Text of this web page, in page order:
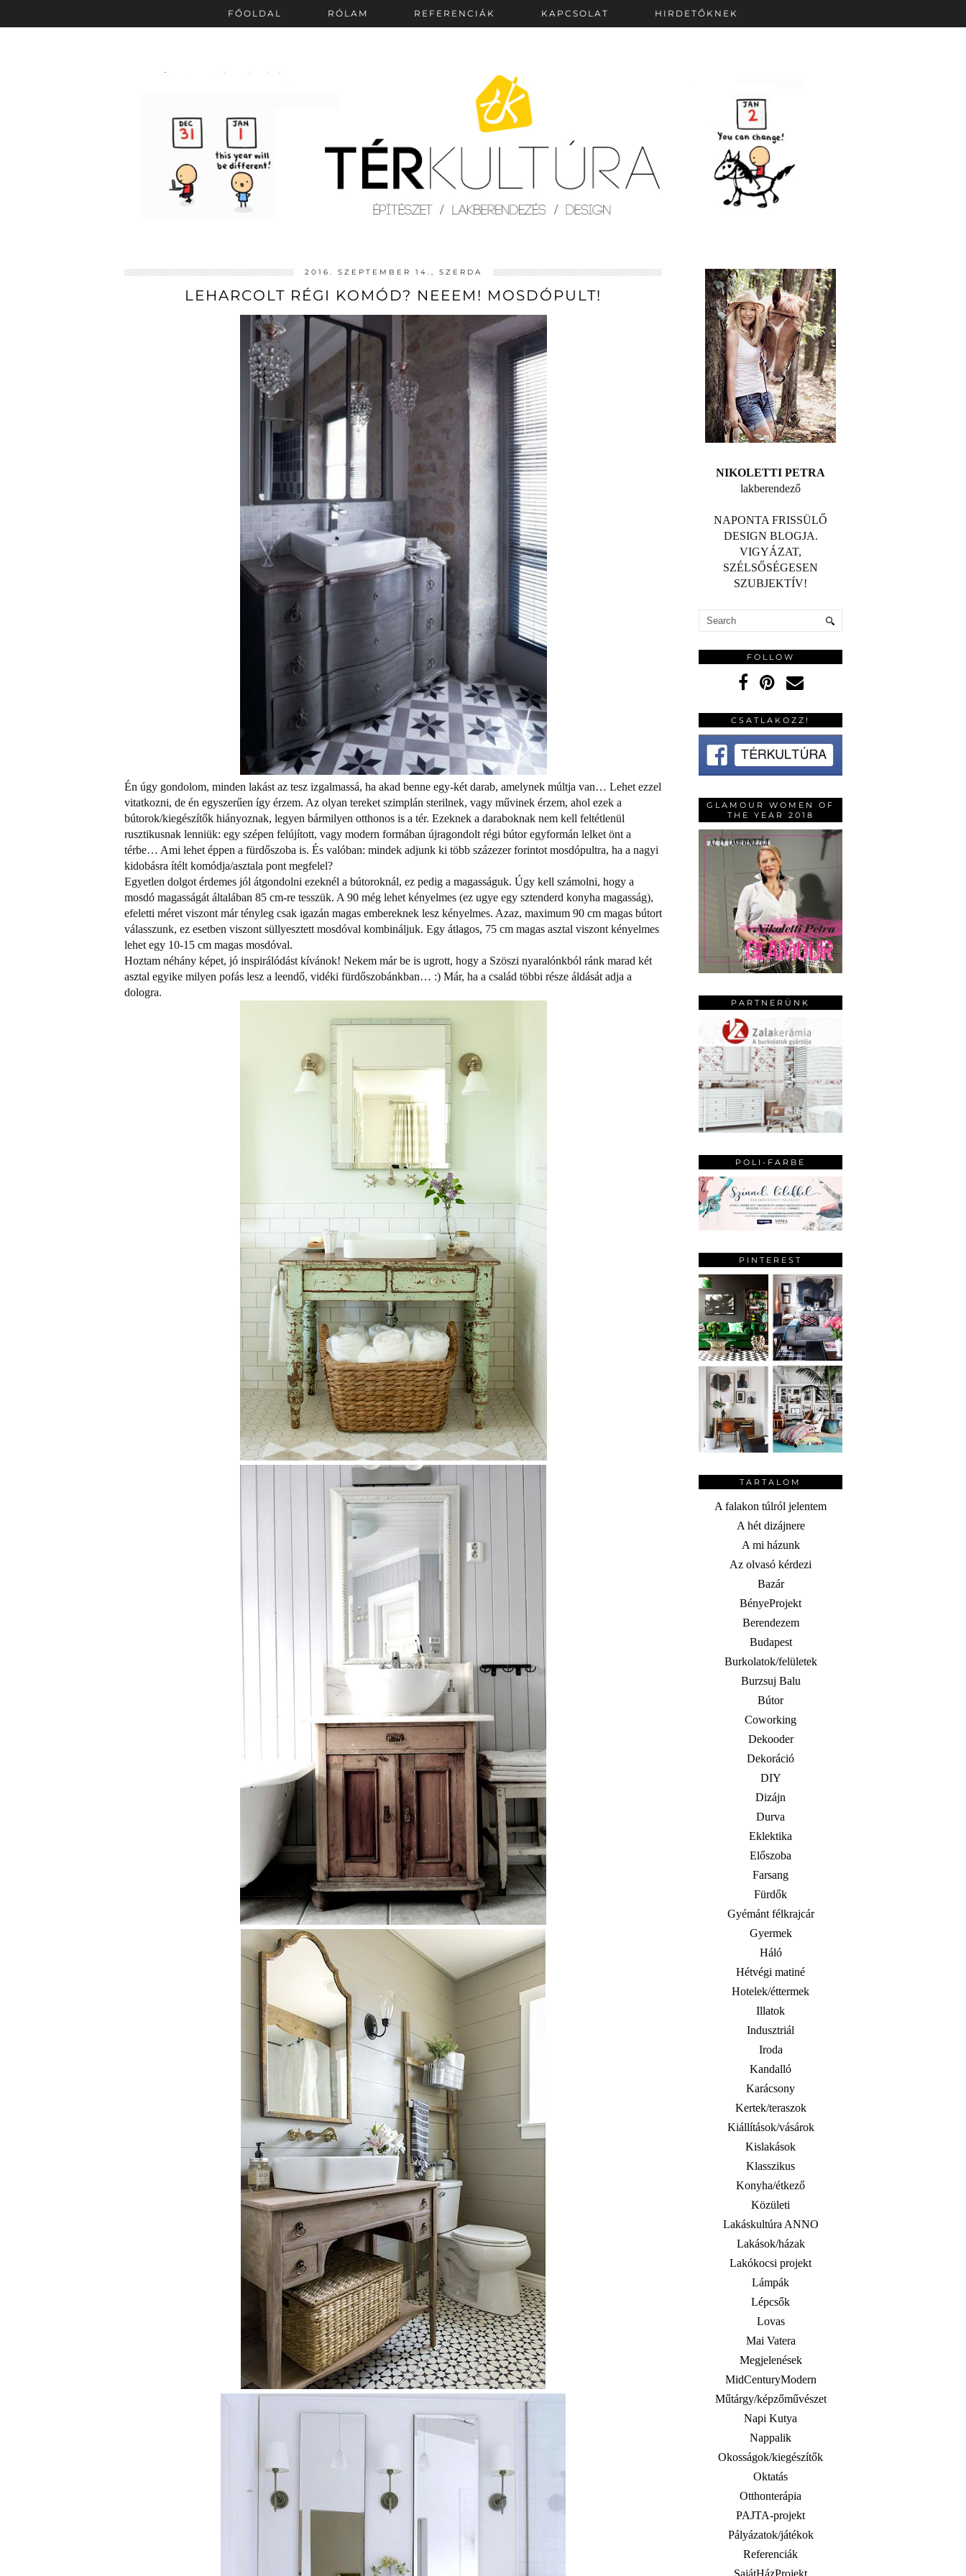
FŐOLDAL RÓLAM REFERENCIÁK KAPCSOLAT HIRDETŐKNEK
2016. SZEPTEMBER 14., SZERDA
LEHARCOLT RÉGI KOMÓD? NEEEM! MOSDÓPULT!
Én úgy gondolom, minden lakást az tesz izgalmassá, ha akad benne egy-két darab, amelynek múltja van… Lehet ezzel
vitatkozni, de én egyszerűen így érzem. Az olyan tereket szimplán sterilnek, vagy művinek érzem, ahol ezek a
bútorok/kiegészítők hiányoznak, legyen bármilyen otthonos is a tér. Ezeknek a daraboknak nem kell feltétlenül
rusztikusnak lenniük: egy szépen felújított, vagy modern formában újragondolt régi bútor egyformán lelket önt a
térbe… Ami lehet éppen a fürdőszoba is. És valóban: mindek adjunk ki több százezer forintot mosdópultra, ha a nagyi
kidobásra ítélt komódja/asztala pont megfelel?
Egyetlen dolgot érdemes jól átgondolni ezeknél a bútoroknál, ez pedig a magasságuk. Úgy kell számolni, hogy a
mosdó magasságát általában 85 cm-re tesszük. A 90 még lehet kényelmes (ez ugye egy sztenderd konyha magasság),
efeletti méret viszont már tényleg csak igazán magas embereknek lesz kényelmes. Azaz, maximum 90 cm magas bútort
válasszunk, ez esetben viszont süllyesztett mosdóval kombináljuk. Egy átlagos, 75 cm magas asztal viszont kényelmes
lehet egy 10-15 cm magas mosdóval.
Hoztam néhány képet, jó inspirálódást kívánok! Nekem már be is ugrott, hogy a Szöszi nyaralónkból ránk marad két
asztal egyike milyen pofás lesz a leendő, vidéki fürdőszobánkban… :) Már, ha a család többi része áldását adja a
dologra.
NIKOLETTI PETRA
lakberendező
NAPONTA FRISSÜLŐ
DESIGN BLOGJA.
VIGYÁZAT,
SZÉLSŐSÉGESEN
SZUBJEKTÍV!
FOLLOW
CSATLAKOZZ!
GLAMOUR WOMEN OF
THE YEAR 2018
PARTNERÜNK
POLI-FARBE
PINTEREST
TARTALOM
A falakon túlról jelentem
A hét dizájnere
A mi házunk
Az olvasó kérdezi
Bazár
BényeProjekt
Berendezem
Budapest
Burkolatok/felületek
Burzsuj Balu
Bútor
Coworking
Dekooder
Dekoráció
DIY
Dizájn
Durva
Eklektika
Előszoba
Farsang
Fürdők
Gyémánt félkrajcár
Gyermek
Háló
Hétvégi matiné
Hotelek/éttermek
Illatok
Indusztriál
Iroda
Kandalló
Karácsony
Kertek/teraszok
Kiállítások/vásárok
Kislakások
Klasszikus
Konyha/étkező
Közületi
Lakáskultúra ANNO
Lakások/házak
Lakókocsi projekt
Lámpák
Lépcsők
Lovas
Mai Vatera
Megjelenések
MidCenturyModern
Műtárgy/képzőművészet
Napi Kutya
Nappalik
Okosságok/kiegészítők
Oktatás
Otthonterápia
PAJTA-projekt
Pályázatok/játékok
Referenciák